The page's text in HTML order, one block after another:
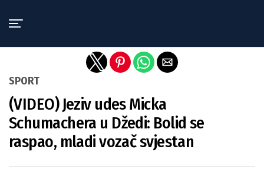
SPORT
(VIDEO) Jeziv udes Micka
Schumachera u Džedi: Bolid se
raspao, mladi vozač svjestan